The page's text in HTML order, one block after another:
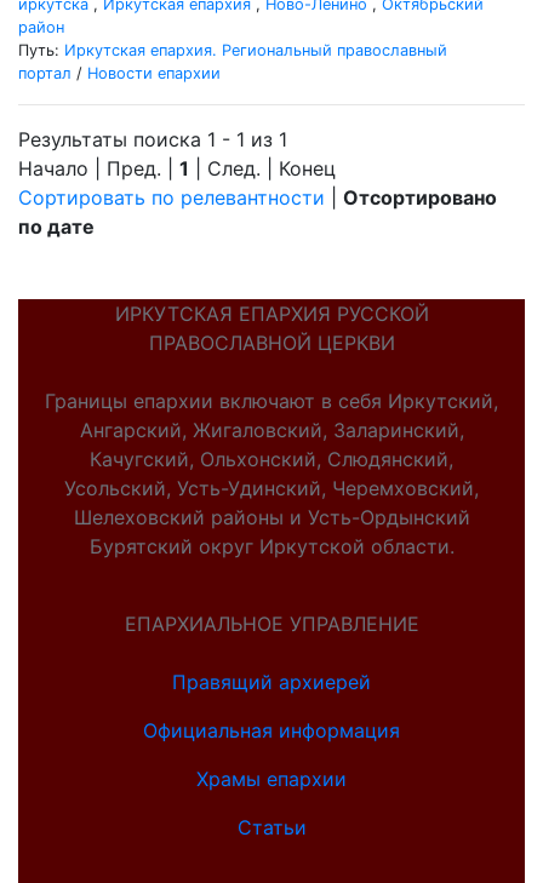
иркутска , Иркутская епархия , Ново-Ленино , Октябрьский
район
Путь: Иркутская епархия. Региональный православный
портал / Новости епархии
Результаты поиска 1 - 1 из 1
Начало | Пред. | 1 | След. | Конец
Сортировать по релевантности
Отсортировано
по дате
ИРКУТСКАЯ ЕПАРХИЯ РУССКОЙ
ПРАВОСЛАВНОЙ ЦЕРКВИ
Границы епархии включают в себя Иркутский,
Ангарский, Жигаловский, Заларинский,
Качугский, Ольхонский, Слюдянский,
Усольский, Усть-Удинский, Черемховский,
Шелеховский районы и Усть-Ордынский
Бурятский округ Иркутской области.
ЕПАРХИАЛЬНОЕ УПРАВЛЕНИЕ
Правящий архиерей
Официальная информация
Храмы епархии
Статьи